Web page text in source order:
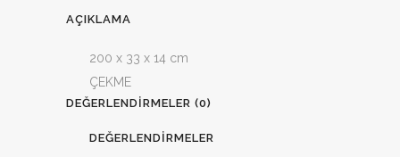
AÇIKLAMA
200 x 33 x 14 cm
ÇEKME
DEĞERLENDIRMELER (0)
DEĞERLENDIRMELER